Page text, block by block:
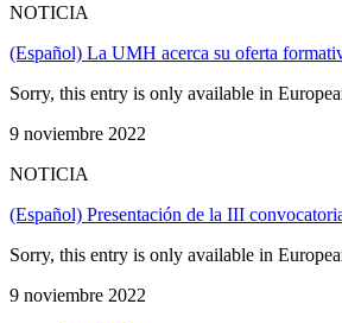
NOTICIA
(Español) La UMH acerca su oferta
Sorry, this entry is only available in
9 noviembre 2022
NOTICIA
(Español) Presentación de la III
Sorry, this entry is only available in
9 noviembre 2022